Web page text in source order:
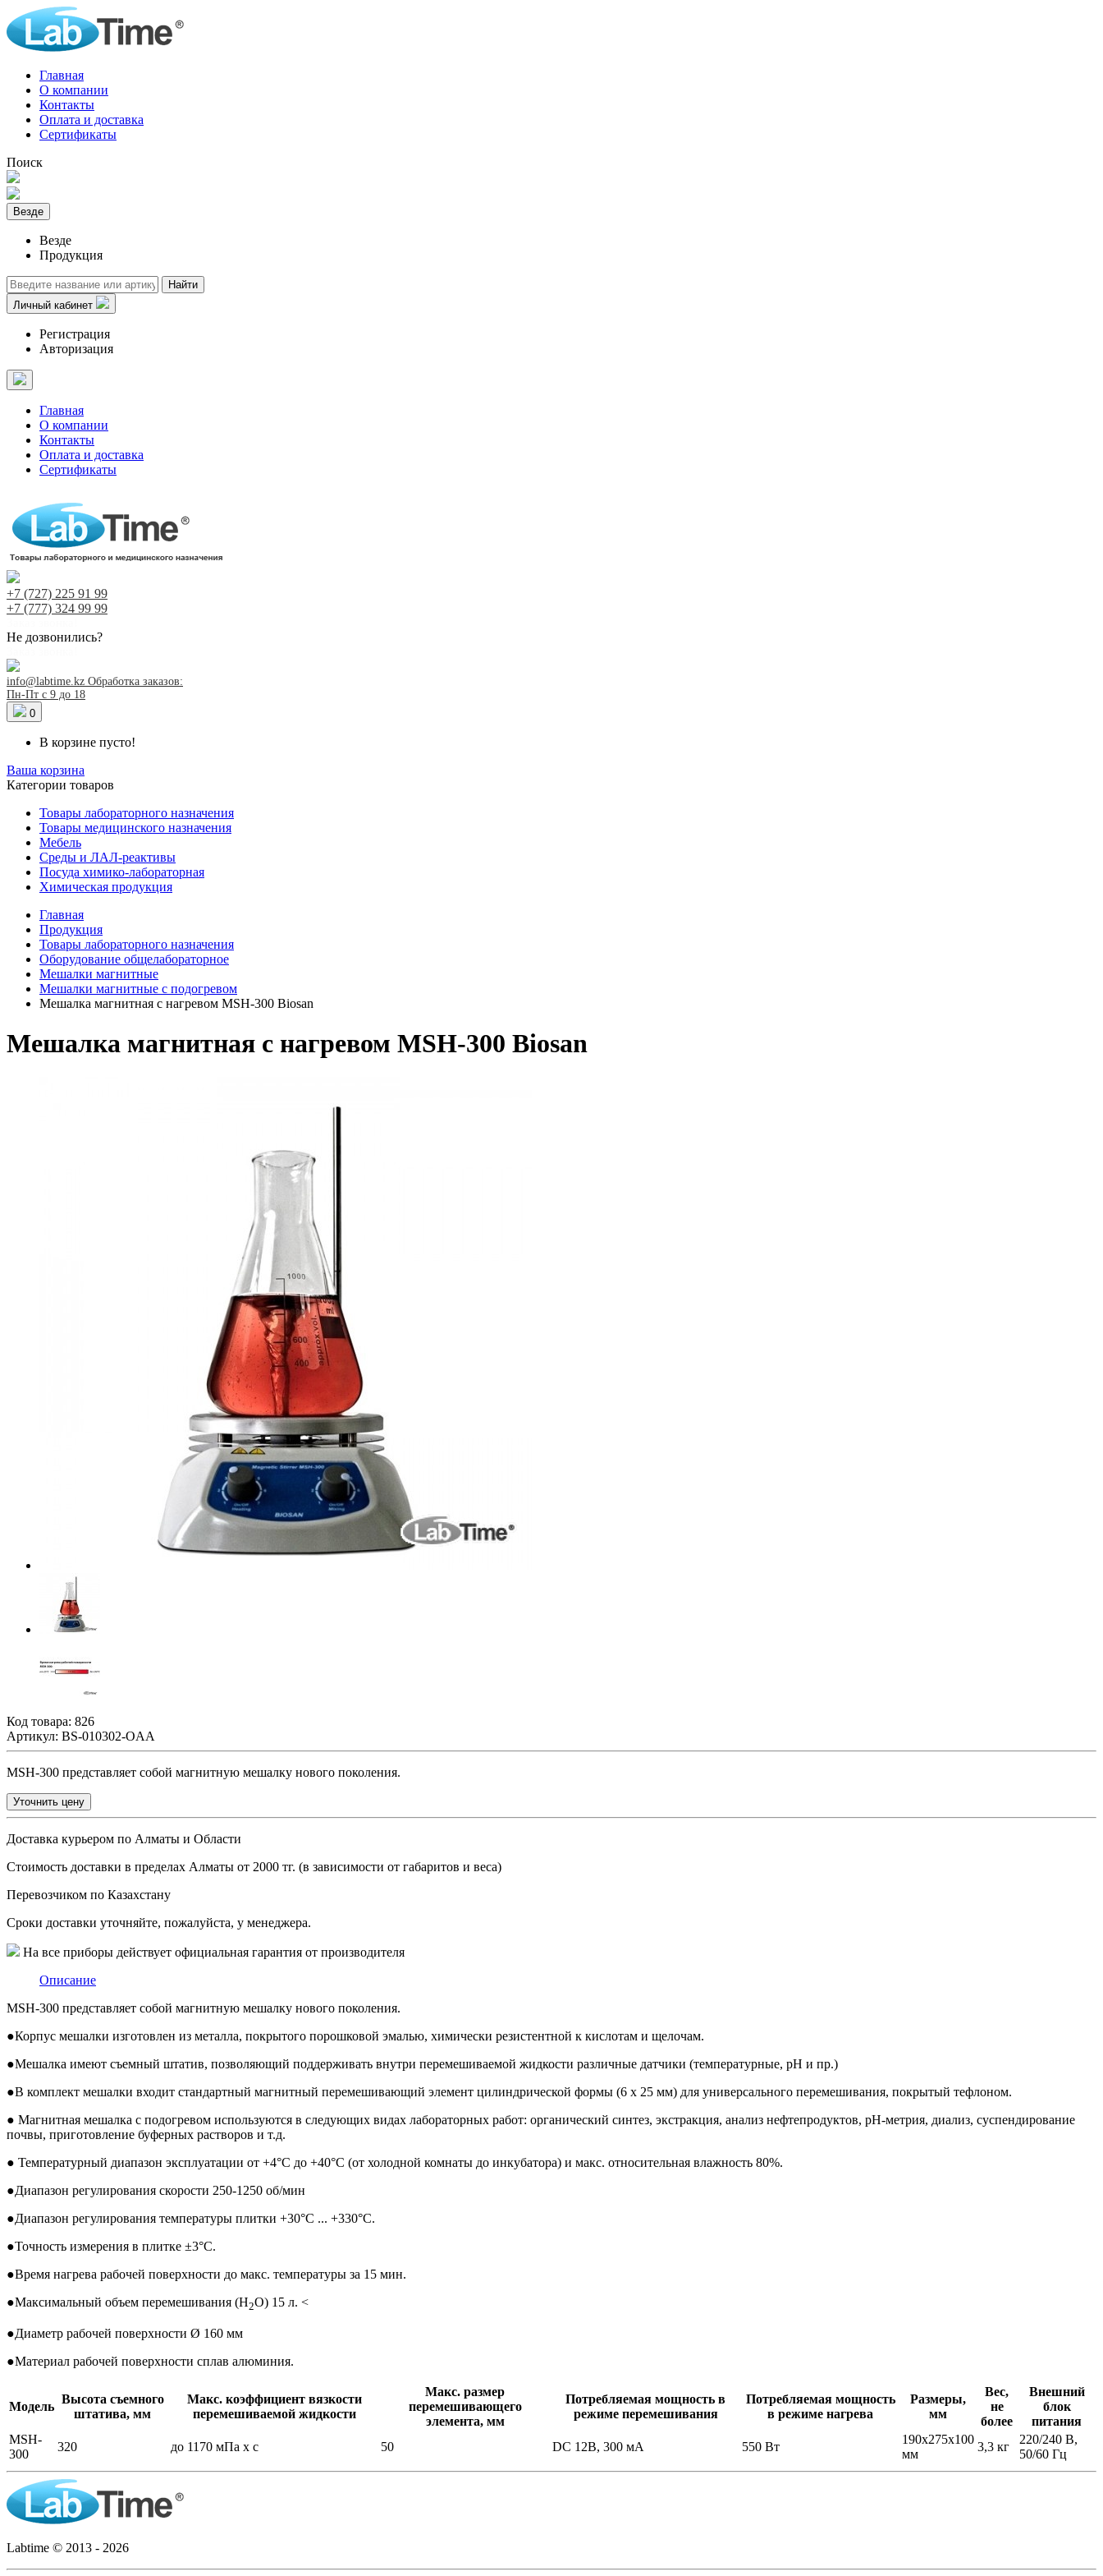
Главная
О компании
Контакты
Оплата и доставка
Сертификаты
Поиск
Везде
Везде
Продукция
Найти
Личный кабинет
Регистрация
Авторизация
Главная
О компании
Контакты
Оплата и доставка
Сертификаты
+7 (727) 225 91 99
+7 (777) 324 99 99
Не дозвонились?
info@labtime.kz Обработка заказов:
Пн-Пт с 9 до 18
0
В корзине пусто!
Ваша корзина
Категории товаров
Товары лабораторного назначения
Товары медицинского назначения
Мебель
Среды и ЛАЛ-реактивы
Посуда химико-лабораторная
Химическая продукция
Главная
Продукция
Товары лабораторного назначения
Оборудование общелабораторное
Мешалки магнитные
Мешалки магнитные с подогревом
Мешалка магнитная с нагревом MSH-300 Biosan
Мешалка магнитная с нагревом MSH-300 Biosan
Код товара: 826
Артикул: BS-010302-OAA
MSH-300 представляет собой магнитную мешалку нового поколения.
Уточнить цену
Доставка курьером по Алматы и Области
Стоимость доставки в пределах Алматы от 2000 тг. (в зависимости от габаритов и веса)
Перевозчиком по Казахстану
Сроки доставки уточняйте, пожалуйста, у менеджера.
На все приборы действует официальная гарантия от производителя
Описание
MSH-300 представляет собой магнитную мешалку нового поколения.
●Корпус мешалки изготовлен из металла, покрытого порошковой эмалью, химически резистентной к кислотам и щелочам.
●Мешалка имеют съемный штатив, позволяющий поддерживать внутри перемешиваемой жидкости различные датчики (температурные, рH и пр.)
●В комплект мешалки входит стандартный магнитный перемешивающий элемент цилиндрической формы (6 х 25 мм) для универсального перемешивания, покрытый тефлоном.
● Магнитная мешалка с подогревом используются в следующих видах лабораторных работ: органический синтез, экстракция, анализ нефтепродуктов, pH-метрия, диализ, суспендирование
почвы, приготовление буферных растворов и т.д.
● Температурный диапазон эксплуатации от +4°С до +40°С (от холодной комнаты до инкубатора) и макс. относительная влажность 80%.
●Диапазон регулирования скорости 250-1250 об/мин
●Диапазон регулирования температуры плитки +30°C ... +330°C.
●Точность измерения в плитке ±3°C.
●Время нагрева рабочей поверхности до макс. температуры за 15 мин.
●Максимальный объем перемешивания (H2O) 15 л. <
●Диаметр рабочей поверхности Ø 160 мм
●Материал рабочей поверхности сплав алюминия.
Модель
Высота съемного
штатива, мм
Макс. коэффициент вязкости
перемешиваемой жидкости
Макс. размер
перемешивающего
элемента, мм
Потребляемая мощность в
режиме перемешивания
Потребляемая мощность
в режиме нагрева
Размеры,
мм
Вес,
не
более
Внешний
блок
питания
MSH-
300
320 до 1170 мПa x с 50 DC 12В, 300 мА 550 Вт
190x275x100
мм
3,3 кг
220/240 В,
50/60 Гц
Labtime © 2013 - 2026